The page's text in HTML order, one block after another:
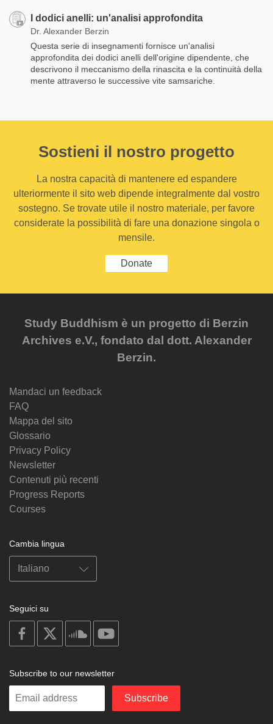
I dodici anelli: un'analisi approfondita
Dr. Alexander Berzin
Questa serie di insegnamenti fornisce un'analisi
approfondita dei dodici anelli dell'origine dipendente, che
descrivono il meccanismo della rinascita e la continuità della
mente attraverso le successive vite samsariche.
Sostieni il nostro progetto
La nostra capacità di mantenere ed espandere
ulteriormente il sito web dipende integralmente dal vostro
sostegno. Se trovate utile il nostro materiale, per favore
considerate la possibilità di fare una donazione singola o
mensile.
Donate
Study Buddhism è un progetto di Berzin
Archives e.V., fondato dal dott. Alexander
Berzin.
Mandaci un feedback
FAQ
Mappa del sito
Glossario
Privacy Policy
Newsletter
Contenuti più recenti
Progress Reports
Courses
Cambia lingua
Seguici su
on
facebook
soundcloud
Subscribe to our newsletter
Enter
Subscribe